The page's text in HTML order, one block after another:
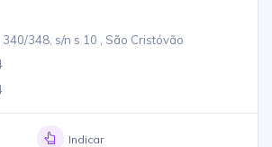
340/348, s/n s 10 , São Cristóvão
Indicar